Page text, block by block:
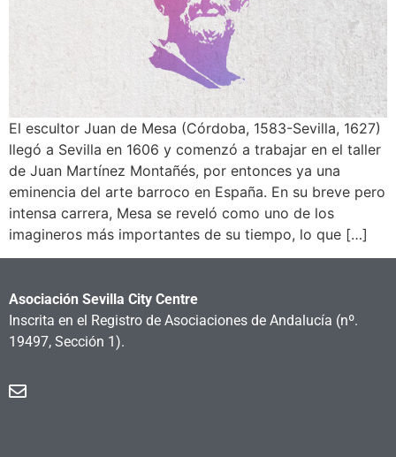
El escultor Juan de Mesa (Córdoba, 1583-Sevilla, 1627)
llegó a Sevilla en 1606 y comenzó a trabajar en el taller
de Juan Martínez Montañés, por entonces ya una
eminencia del arte barroco en España. En su breve pero
intensa carrera, Mesa se reveló como uno de los
imagineros más importantes de su tiempo, lo que […]
Asociación Sevilla City Centre
Inscrita en el Registro de Asociaciones de Andalucía (nº.
19497, Sección 1).